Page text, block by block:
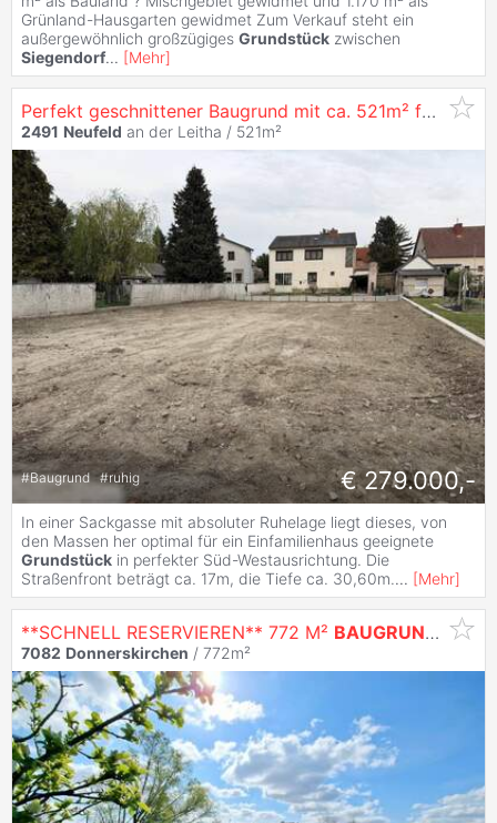
Grünland-Hausgarten gewidmet Zum Verkauf steht ein
außergewöhnlich großzügiges Grundstück zwischen
Siegendorf... [Mehr]
Perfekt geschnittener Baugrund mit ca. 521m² für Einzel- oder Doppelhaus, Ruhelage, Sackgasse
2491 Neufeld an der Leitha / 521m²
#Baugrund #ruhig € 279.000,-
In einer Sackgasse mit absoluter Ruhelage liegt dieses, von
den Massen her optimal für ein Einfamilienhaus geeignete
Grundstück in perfekter Süd-Westausrichtung. Die
Straßenfront beträgt ca. 17m, die Tiefe ca. 30,60m.... [Mehr]
**SCHNELL RESERVIEREN** 772 M² BAUGRUNDSTÜCK
7082 Donnerskirchen / 772m²